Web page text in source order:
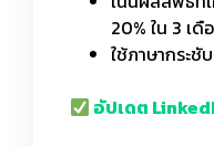
20% ใน 3 เดื
ใช้ภาษากระชั
อัปเดต